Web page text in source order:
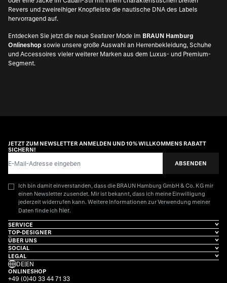
Revers und zweireihiger Knopfleiste die nautische DNA des Labels
hervorragend auf.
Entdecken Sie jetzt die neue Seafarer Mode im BRAUN Hamburg
Onlineshop sowie unsere große Auswahl an Herrenbekleidung, Schuhe
und Accessoires vieler weiterer Marken aus dem Luxus- und Premium-
Segment.
JETZT ZUM NEWSLETTER ANMELDEN UND 10% WILLKOMMENS RABATT
SICHERN!
ABSENDEN
Ich bin damit einverstanden, dass die BRAUN Hamburg GmbH & Co. KG mir
einen Newsletter zusendet. Mir ist bekannt, dass ich meine Einwilligung
jederzeit widerrufen kann. Weitere Informationen zur Verwendung meiner
Daten finde ich hier.
SERVICE
TOP-DESIGNER
ÜBER UNS
SOCIAL
LEGAL
DE|EN
ONLINESHOP
+49 (0)40 33 44 71 33